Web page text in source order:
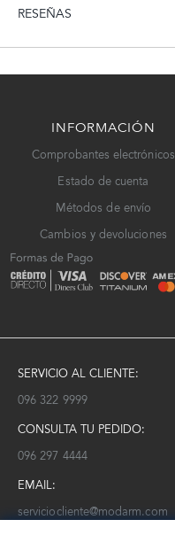
RESEÑAS
INFORMACIÓN
Comprobantes electrónicos
Estado de cuenta
Métodos de envío
Cambios y devoluciones
SERVICIO AL CLIENTE:
096 322 9999
CONSULTA TU PEDIDO:
096 297 4444
EMAIL:
serviciocliente@modarm.com